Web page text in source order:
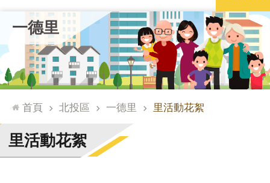
網
台
通
臺
北
市
一德里
首頁 北投區 一德里 里活動花絮
里活動花絮